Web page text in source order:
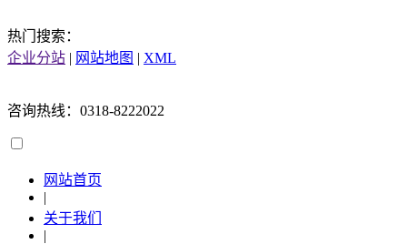
热门搜索：
企业分站 | 网站地图 | XML
咨询热线：0318-8222022
网站首页
|
关于我们
|